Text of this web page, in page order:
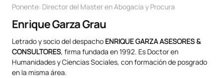
Ponente: Director del Master en Abogacía y Procura
Enrique Garza Grau
Letrado y socio del despacho ENRIQUE GARZA ASESORES &
CONSULTORES, firma fundada en 1992. Es Doctor en
Humanidades y Ciencias Sociales, con formación de posgrado
en la misma área.